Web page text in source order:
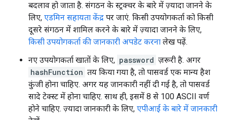
बदलाव हो जाता है. संगठन के स्ट्रक्चर के बारे में ज़्यादा जानने के
लिए, एडमिन सहायता केंद्र पर जाएं. किसी उपयोगकर्ता को किसी
दूसरे संगठन में शामिल करने के बारे में ज़्यादा जानने के लिए,
किसी उपयोगकर्ता की जानकारी अपडेट करना लेख पढ़ें.
नए उपयोगकर्ता खातों के लिए, password ज़रूरी है. अगर
hashFunction तय किया गया है, तो पासवर्ड एक मान्य हैश
कुंजी होना चाहिए. अगर यह जानकारी नहीं दी गई है, तो पासवर्ड
सादे टेक्स्ट में होना चाहिए. साथ ही, इसमें 8 से 100 ASCII वर्ण
होने चाहिए. ज़्यादा जानकारी के लिए, एपीआई के बारे में जानकारी